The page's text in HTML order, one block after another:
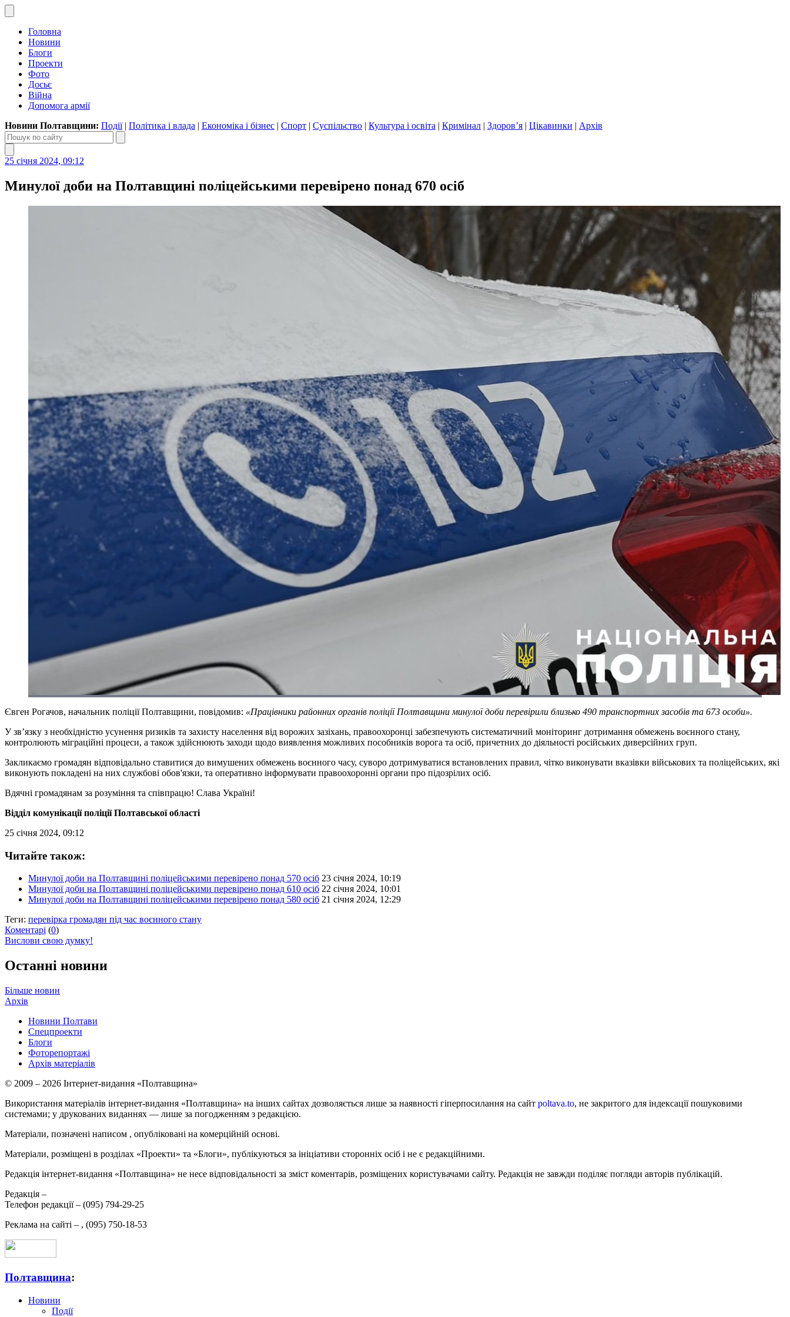
Головна
Новини
Блоги
Проекти
Фото
Досьє
Війна
Допомога армії
Новини Полтавщини: Події| Політика і влада | Економіка і бізнес | Спорт | Суспільство | Культура і освіта | Кримінал | Здоров’я | Цікавинки | Архів
25 січня 2024, 09:12
Минулої доби на Полтавщині поліцейськими перевірено понад 670 осіб
Євген Рогачов, начальник поліції Полтавщини, повідомив: «Працівники районних органів поліції Полтавщини минулої доби перевірили близько 490 транспортних засобів та 673 особи».
У зв’язку з необхідністю усунення ризиків та захисту населення від ворожих зазіхань, правоохоронці забезпечують систематичний моніторинг дотримання обмежень воєнного стану,
контролюють міграційні процеси, а також здійснюють заходи щодо виявлення можливих пособників ворога та осіб, причетних до діяльності російських диверсійних груп.
Закликаємо громадян відповідально ставитися до вимушених обмежень воєнного часу, суворо дотримуватися встановлених правил, чітко виконувати вказівки військових та поліцейських, які
виконують покладені на них службові обов'язки, та оперативно інформувати правоохоронні органи про підозрілих осіб.
Вдячні громадянам за розуміння та співпрацю! Слава Україні!
Відділ комунікації поліції Полтавської області
25 січня 2024, 09:12
Читайте також:
Минулої доби на Полтавщині поліцейськими перевірено понад 570 осіб 23 січня 2024, 10:19
Минулої доби на Полтавщині поліцейськими перевірено понад 610 осіб 22 січня 2024, 10:01
Минулої доби на Полтавщині поліцейськими перевірено понад 580 осіб 21 січня 2024, 12:29
Теги: перевірка громадян під час воєнного стану
Коментарі (0)
Вислови свою думку!
Останні новини
Більше новин
Архів
Новини Полтави
Спецпроекти
Блоги
Фоторепортажі
Архів матеріалів
© 2009 – 2026 Інтернет-видання «Полтавщина»
Використання матеріалів інтернет-видання «Полтавщина» на інших сайтах дозволяється лише за наявності гіперпосилання на сайт poltava.to, не закритого для індексації пошуковими
системами; у друкованих виданнях — лише за погодженням з редакцією.
Матеріали, позначені написом , опубліковані на комерційній основі.
Матеріали, розміщені в розділах «Проекти» та «Блоги», публікуються за ініціативи сторонніх осіб і не є редакційними.
Редакція інтернет-видання «Полтавщина» не несе відповідальності за зміст коментарів, розміщених користувачами сайту. Редакція не завжди поділяє погляди авторів публікацій.
Редакція –
Телефон редакції – (095) 794-29-25
Реклама на сайті – , (095) 750-18-53
Полтавщина:
Новини
Події